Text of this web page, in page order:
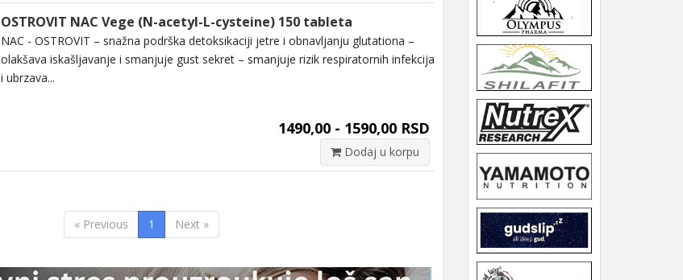
OSTROVIT NAC Vege (N-acetyl-L-cysteine) 150 tableta
NAC - OSTROVIT – snažna podrška detoksikaciji jetre i obnavljanju glutationa –
olakšava iskašljavanje i smanjuje gust sekret – smanjuje rizik respiratornih infekcija
i ubrzava...
1490,00 - 1590,00 RSD
Dodaj u korpu
« Previous 1 Next »